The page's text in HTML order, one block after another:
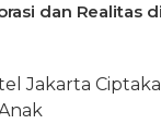
dan Realitas